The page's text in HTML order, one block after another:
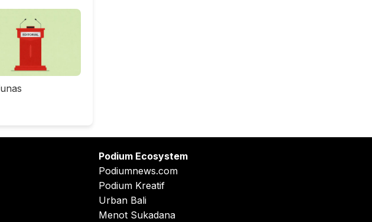
Podium Ecosystem
Podiumnews.com
Podium Kreatif
Urban Bali
Menot Sukadana